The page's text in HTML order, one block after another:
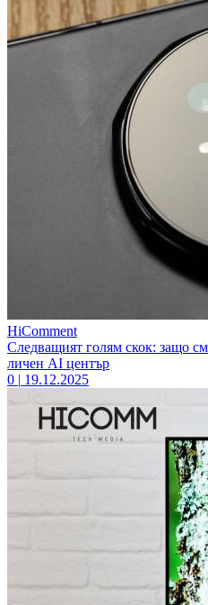
HiComment
Следващият голям скок: защо
личен AI център
0 | 19.12.2025